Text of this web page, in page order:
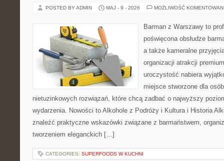
POSTED BY ADMIN MAJ - 9 - 2026 MOŻLIWOŚĆ
Barman z Warszawy to
poświęcona obsłudze
a także kameralne
organizacji atrakcji
uroczystość nabiera
miejsce stworzone dla
nietuzinkowych rozwiązań, które chcą zadbać o najwyższy
wydarzenia. Nowości to Alkohole z Podróży i Kultura i Historia
znaleźć praktyczne wskazówki związane z barmaństwem,
tworzeniem eleganckich […]
CATEGORIES: SUPERFOODS W KUCHNI